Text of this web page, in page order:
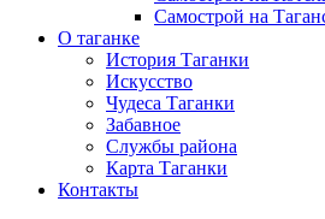
Самострой на
О таганке
История Таганки
Искусство
Чудеса Таганки
Забавное
Службы района
Карта Таганки
Контакты